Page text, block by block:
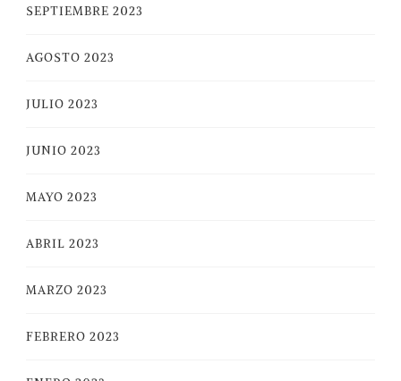
SEPTIEMBRE 2023
AGOSTO 2023
JULIO 2023
JUNIO 2023
MAYO 2023
ABRIL 2023
MARZO 2023
FEBRERO 2023